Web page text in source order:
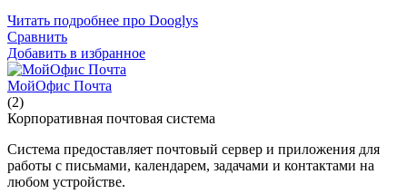
Читать подробнее про Dooglys
Сравнить
Добавить в избранное
МойОфис Почта
(2)
Корпоративная почтовая система
Система предоставляет почтовый сервер и приложения для
работы с письмами, календарем, задачами и контактами на
любом устройстве.